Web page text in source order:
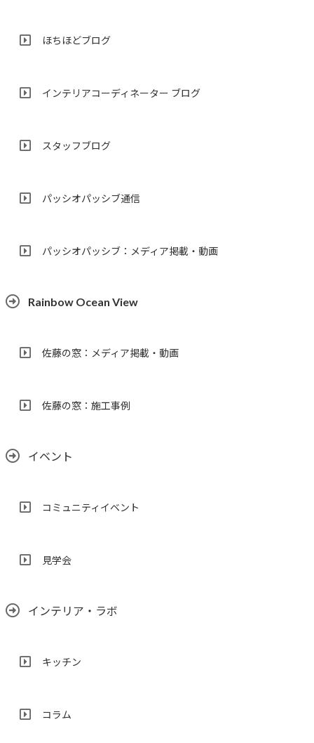
ほちほどブログ
インテリアコーディネーター ブログ
スタッフブログ
パッシオパッシブ通信
パッシオパッシブ：メディア掲載・動画
Rainbow Ocean View
佐藤の窓：メディア掲載・動画
佐藤の窓：施工事例
イベント
コミュニティイベント
見学会
インテリア・ラボ
キッチン
コラム